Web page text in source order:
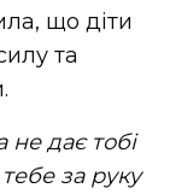
що діти
та
дає тобі
за руку